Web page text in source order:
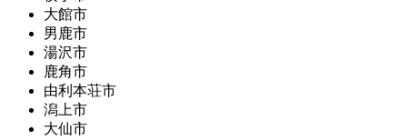
大館市
男鹿市
湯沢市
鹿角市
由利本荘市
潟上市
大仙市